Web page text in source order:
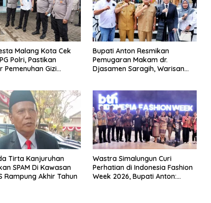
Malang Kota Cek
Polri, Pastikan
Pemenuhan Gizi
Bupati Anton Resmikan
Pemugaran Makam dr.
Djasamen Saragih, Warisan
Mendatang
Tirta Kanjuruhan
SPAM Di Kawasan
Rampung Akhir Tahun
Wastra Simalungun Curi
Perhatian di Indonesia Fashion
Week 2026, Bupati Anton: